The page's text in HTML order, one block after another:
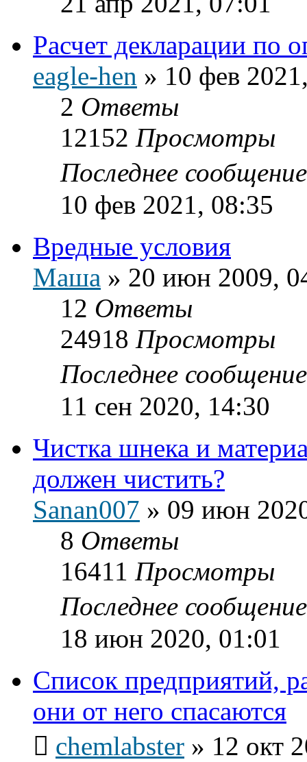
Расчет декларации по
eagle-hen » 10 фев
2 Ответы
12152 Просмотры
Последнее
10 фев 2021, 08:35
Вредные условия
Маша » 20 июн 2009,
12 Ответы
24918 Просмотры
Последнее
11 сен 2020, 14:30
Чистка шнека и
должен чистить?
Sanan007 » 09 июн
8 Ответы
16411 Просмотры
Последнее
18 июн 2020, 01:01
Список предприятий,
они от него спасаются
chemlabster » 12 окт